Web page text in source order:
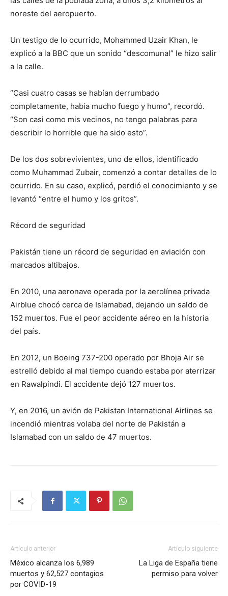
noreste del aeropuerto.
Un testigo de lo ocurrido, Mohammed Uzair Khan, le
explicó a la BBC que un sonido “descomunal” le hizo salir
a la calle.
“Casi cuatro casas se habían derrumbado
completamente, había mucho fuego y humo”, recordó.
“Son casi como mis vecinos, no tengo palabras para
describir lo horrible que ha sido esto”.
De los dos sobrevivientes, uno de ellos, identificado
como Muhammad Zubair, comenzó a contar detalles de lo
ocurrido. En su caso, explicó, perdió el conocimiento y se
levantó “entre el humo y los gritos”.
Récord de seguridad
Pakistán tiene un récord de seguridad en aviación con
marcados altibajos.
En 2010, una aeronave operada por la aerolínea privada
Airblue chocó cerca de Islamabad, dejando un saldo de
152 muertos. Fue el peor accidente aéreo en la historia
del país.
En 2012, un Boeing 737-200 operado por Bhoja Air se
estrelló debido al mal tiempo cuando estaba por aterrizar
en Rawalpindi. El accidente dejó 127 muertos.
Y, en 2016, un avión de Pakistan International Airlines se
incendió mientras volaba del norte de Pakistán a
Islamabad con un saldo de 47 muertos.
Artículo anterior
México alcanza los 6,989
muertos y 62,527 contagios
por COVID-19
Artículo siguiente
La Liga de España tiene
permiso para volver